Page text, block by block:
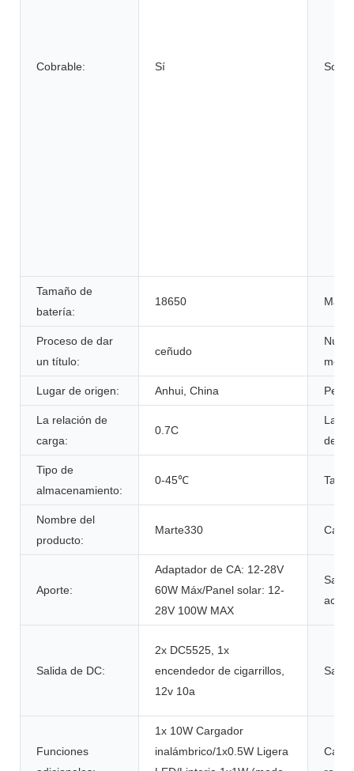
Cobrable: Sí
Tamaño de
batería:
18650
Proceso de dar
un título:
ceñudo
Lugar de origen: Anhui, China Peso:
La relación de
carga:
0.7C
La
Tipo de
almacenamiento:
0-45℃
Nombre del
producto:
Marte330
Aporte:
Adaptador de CA: 12-28V
60W Máx/Panel solar: 12-
28V 100W MAX
Salida de DC:
2x DC5525, 1x
encendedor de cigarrillos,
12v 10a
Funciones
1x 10W Cargador
inalámbrico/1x0.5W Ligera